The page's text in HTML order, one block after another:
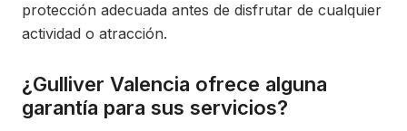
protección adecuada antes de disfrutar de cualquier
actividad o atracción.
¿Gulliver Valencia ofrece alguna
garantía para sus servicios?